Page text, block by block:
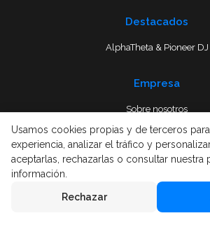
Destacados
AlphaTheta & Pioneer DJ
Empresa
Sobre nosotros
Usamos cookies propias y de terceros
experiencia, analizar el tráfico y
aceptarlas, rechazarlas o consultar nuestra
información.
Rechazar